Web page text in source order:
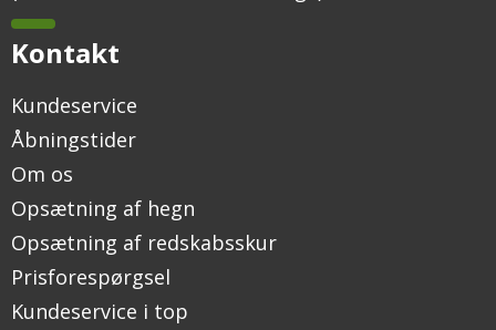
Kontakt
Kundeservice
Åbningstider
Om os
Opsætning af hegn
Opsætning af redskabsskur
Prisforespørgsel
Kundeservice i top